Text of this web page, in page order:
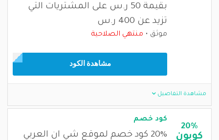
بقيمة 50 ر.س على المشتريات التي
تزيد عن 400 ر.س
موثق منتهي الصلاحية
مشاهدة الكود
مشاهدة التفاصيل
20%
كوبون
كود خصم
20% كود خصم لموقع شي ان العربي